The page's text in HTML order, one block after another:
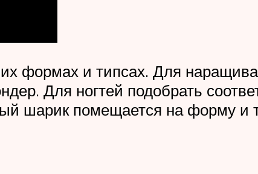
формах и типсах. Для
Для ногтей подобрать
шарик помещается на форму и